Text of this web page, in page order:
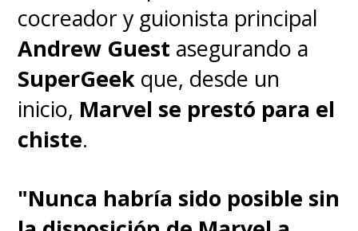
(Kirsh), Alex Lawther (Hermit),
Samuel Blenkin (Boy Kavalier),
Babou Ceesay (Morrow), Adrian
Edmondson (Atom Eins), David
Rysdahl (Arthur Sylvia), Essie
Davis (Dame Sylvia), Lily
Newmark (Nibs), Erana James
cocreador y guionista principal
Andrew Guest asegurando a
SuperGeek que, desde un
inicio, Marvel se prestó para el
chiste.
"Nunca habría sido posible sin